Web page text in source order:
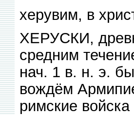
херувим, в
ХЕРУСКИ,
средним
нач. 1 в. н. э.
вождём
римские